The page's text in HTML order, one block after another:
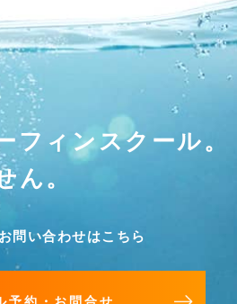
フィンスクール。
。
問い合わせはこちら